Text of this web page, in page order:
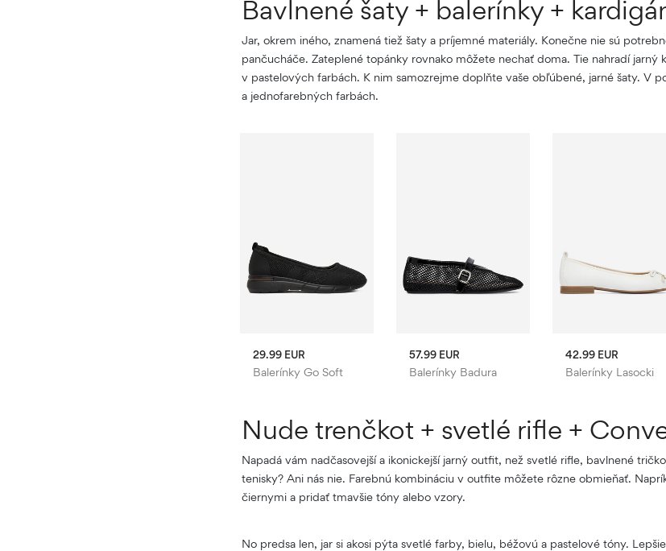
Bavlnené šaty + balerínky +
Jar, okrem iného, znamená tiež šaty a príjemné materiály. Konečne nie sú
pančucháče. Zateplené topánky rovnako môžete nechať doma. Tie nahradí jarný
v pastelových farbách. K nim samozrejme doplňte vaše obľúbené, jarné šaty. V
a jednofarebných farbách.
Balerínky Go Soft
29.99 EUR
Balerínky Badura
57.99 EUR
Balerínky Lasocki
42.99 EUR
Nude trenčkot + svetlé rifle +
Napadá vám nadčasovejší a ikonickejší jarný outfit, než svetlé rifle, bavlnené
tenisky? Ani nás nie. Farebnú kombináciu v outfite môžete rôzne obmieňať.
čiernymi a pridať tmavšie tóny alebo vzory.
No predsa len, jar si akosi pýta svetlé farby, bielu, béžovú a pastelové tóny.